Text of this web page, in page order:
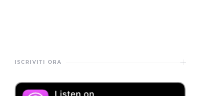
ISCRIVITI ORA